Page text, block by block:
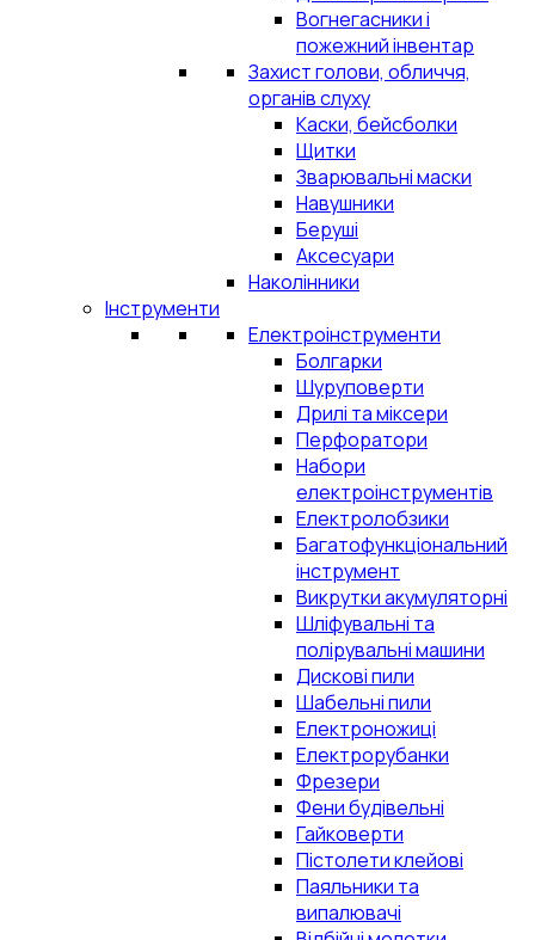
Вогнегасники і
пожежний інвентар
Захист голови, обличчя,
органів слуху
Каски, бейсболки
Щитки
Зварювальні маски
Навушники
Беруші
Аксесуари
Наколінники
Інструменти
Електроінструменти
Болгарки
Шуруповерти
Дрилі та міксери
Перфоратори
Набори
електроінструментів
Електролобзики
Багатофункціональний
інструмент
Викрутки акумуляторні
Шліфувальні та
полірувальні машини
Дискові пили
Шабельні пили
Електроножиці
Електрорубанки
Фрезери
Фени будівельні
Гайковерти
Пістолети клейові
Паяльники та
випалювачі